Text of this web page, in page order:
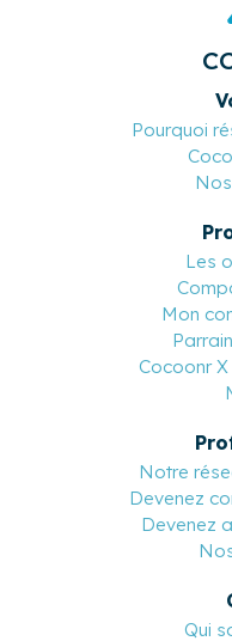
Pourquoi
Les
Mon
Cocoonr
Notre
Devenez
Devenez
Qui